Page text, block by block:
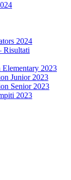
2024
Risultati
2023
Junior 2023
Senior 2023
2023